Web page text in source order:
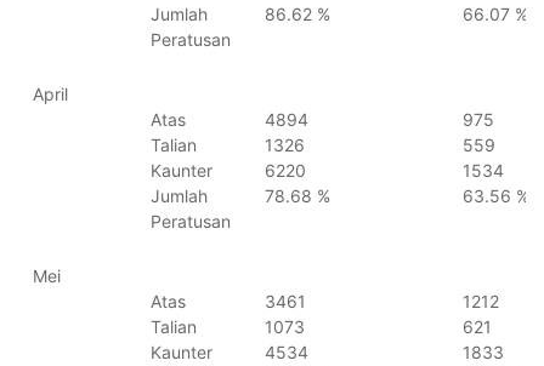
Jumlah
Peratusan
86.62 %
66.07 %
April
Atas
Talian
Kaunter
Jumlah
Peratusan
4894
1326
6220
78.68 %
975
559
1534
63.56 %
Mei
Atas
Talian
Kaunter
3461
1073
4534
1212
621
1833